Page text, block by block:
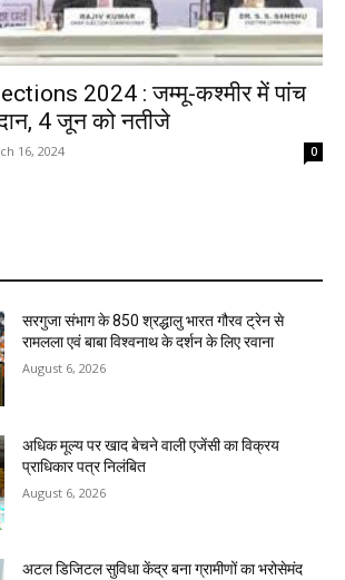
2024 : जम्मू-कश्मीर में पांच
4 जून को नतीजे
16, 2024 0
सरगुजा संभाग के 850 श्रद्धालु भारत गौरव ट्रेन से
रामलला एवं बाबा विश्वनाथ के दर्शन के लिए रवाना
August 6, 2026
अधिक मूल्य पर खाद बेचने वाली एजेंसी का विक्रय
प्राधिकार पत्र निलंबित
August 6, 2026
अटल डिजिटल सुविधा केंद्र बना ग्रामीणों का भरोसेमंद